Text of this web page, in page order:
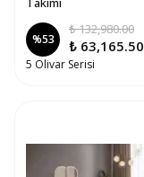
%53
₺ 132,980.00
₺ 63,165.50
5 Olivar Serisi